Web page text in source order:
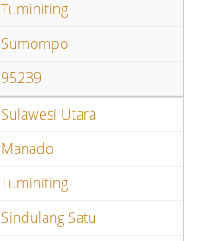
Tuminiting
Sumompo
95239
Sulawesi Utara
Manado
Tuminiting
Sindulang Satu